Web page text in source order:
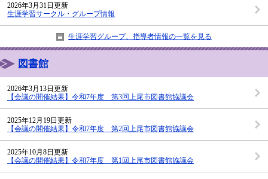
2026年3月31日更新
生涯学習サークル・グループ情報
生涯学習グループ、指導者情報の一覧を見る
図書館
2026年3月13日更新
【会議の開催結果】令和7年度 第3回上尾市図書館協議会
2025年12月19日更新
【会議の開催結果】令和7年度 第2回上尾市図書館協議会
2025年10月8日更新
【会議の開催結果】令和7年度 第1回上尾市図書館協議会